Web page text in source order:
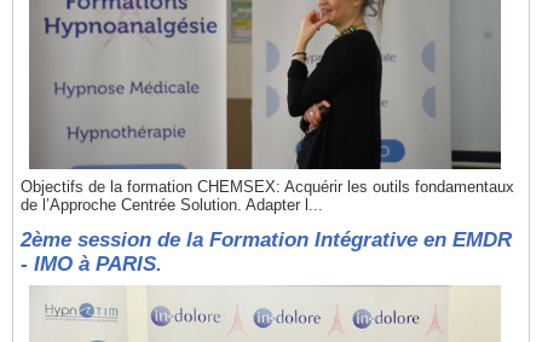
Objectifs de la formation CHEMSEX: Acquérir les outils fondamentaux
de l’Approche Centrée Solution. Adapter l...
2ème session de la Formation Intégrative en EMDR
- IMO à PARIS.